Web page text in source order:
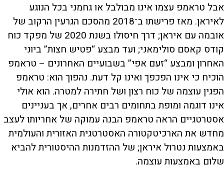
אבל טראמפ עצמו אינו מבולבל או גחמני בכל הנוגע
לאיראן. מאז פרישתו ב־2018 מהסכם הגרעין הרקוב של
אובמה עם איראן; דרך חיסולו בשנת 2020 של מפקד כוח
קודס קאסם סולימאני; ועד מבצע “פטיש חצות” ביוני
האחרון ומבצע “זעם אפי” בשבועיים האחרונים – טראמפ
הוכיח כי אינו הפכפך ואינו קל דעת. נהפוך הוא: טראמפ
הפגין עוצמה של כוח רצון ושל חתירה למטרה. הוא אולי
אינו דוגמה ומופת בתחומים רבים אחרים, אך בעניינים
אסטרטגיים הראה טראמפ הבנה עמוקה של אחריותו לעצב
מחדש את הארכיטקטורה האסטרטגית האזורית והעולמית
באמצעות נטרול איראן; של ההזדמנות ההיסטורית להביא
שלום באמצעות עוצמה.